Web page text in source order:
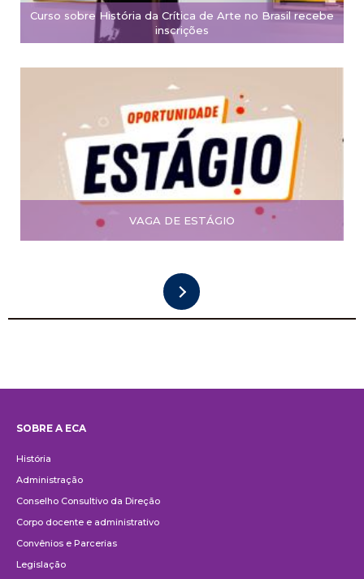
Curso sobre História da Crítica de Arte no Brasil recebe
inscrições
VAGA DE ESTÁGIO
SOBRE A ECA
História
Administração
Conselho Consultivo da Direção
Corpo docente e administrativo
Convênios e Parcerias
Legislação